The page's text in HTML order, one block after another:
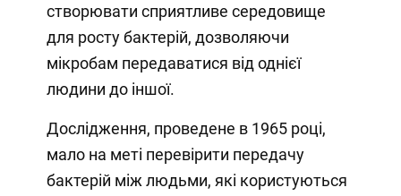
створювати сприятливе середовище
для росту бактерій, дозволяючи
мікробам передаватися від однієї
людини до іншої.
Дослідження, проведене в 1965 році,
мало на меті перевірити передачу
бактерій між людьми, які користуються